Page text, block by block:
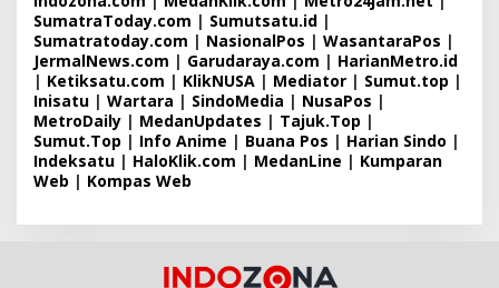
SumatraToday.com | Sumutsatu.id |
Sumatratoday.com | NasionalPos | WasantaraPos |
JermalNews.com | Garudaraya.com | HarianMetro.id
| Ketiksatu.com | KlikNUSA | Mediator | Sumut.top |
Inisatu | Wartara | SindoMedia | NusaPos |
MetroDaily | MedanUpdates | Tajuk.Top |
Sumut.Top | Info Anime | Buana Pos | Harian Sindo |
Indeksatu | HaloKlik.com | MedanLine | Kumparan
Web | Kompas Web